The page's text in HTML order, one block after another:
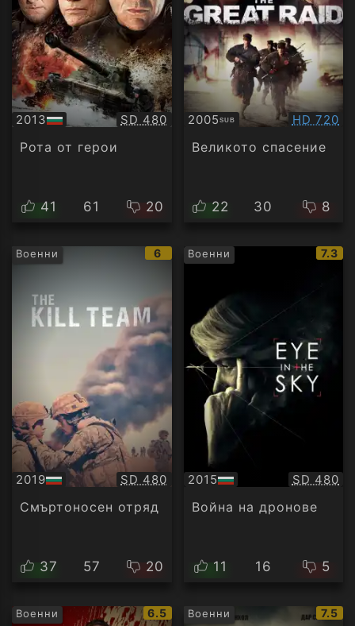
2013
БГ
аудио
Качество:
SD 480
Рота от герои
41 61 20
2005SUB
Субтитри HD 720
Великото спасение
22 30 8
Военни
IMDb
рейтинг:
6
2019
БГ
аудио
Качество:
SD 480
Смъртоносен отряд
37 57 20
Военни
IMDb
7.3
2015
БГ
аудио
SD 480
Война на дронове
11 16 5
Военни
IMDb
6.5 Военни
IMDb
7.5